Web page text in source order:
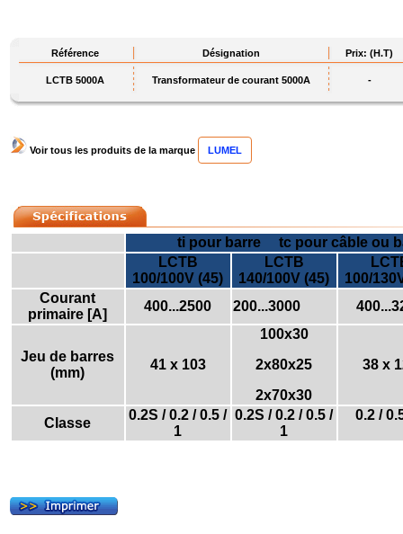
Référence Désignation Prix: (H.T)
LCTB 5000A Transformateur de courant 5000A -
Voir tous les produits de la marque LUMEL
ti pour barre tc pour câble ou
LCTB
100/100V (45)
LCTB
140/100V (45)
100/
Courant
primaire [A]
400...2500 200...3000
Jeu de barres
(mm)
41 x 103
100x30
2x80x25
2x70x30
38 x
Classe
0.2S / 0.2 / 0.5 /
1
0.2S / 0.2 / 0.5 /
1
0.2 /